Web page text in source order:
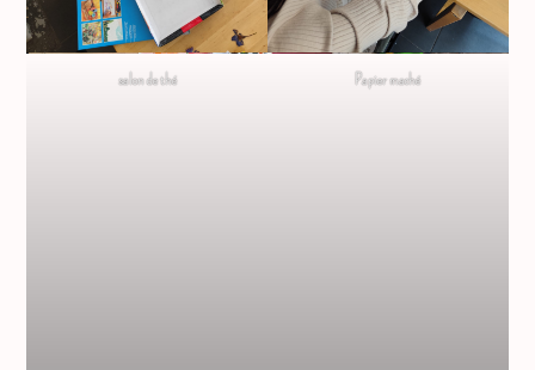
salon de thé Papier maché